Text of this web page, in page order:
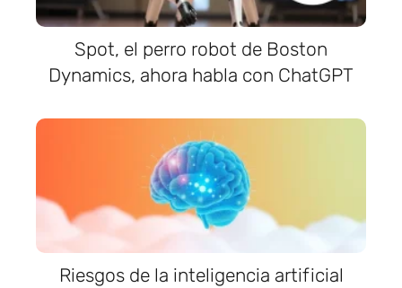
Spot, el perro robot de Boston
Dynamics, ahora habla con ChatGPT
Riesgos de la inteligencia artificial